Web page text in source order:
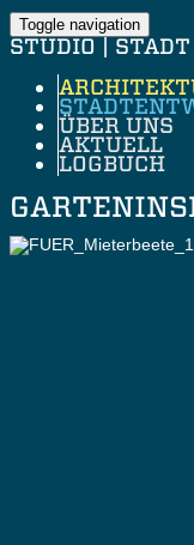
Toggle navigation
STUDIO |
ÜBER UNS
AKTUELL
LOGBUCH